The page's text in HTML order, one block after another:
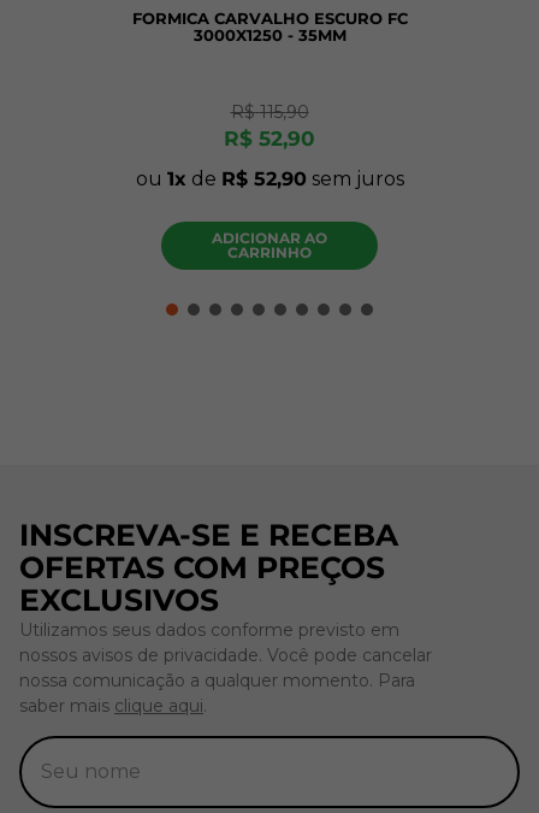
FORMICA CARVALHO ESCURO FC
3000X1250 - 35MM
R$ 115,90
R$ 52,90
ou 1 de R$ 52,90 sem juros
ADICIONAR AO
CARRINHO
INSCREVA-SE E RECEBA
OFERTAS COM PREÇOS
EXCLUSIVOS
Utilizamos seus dados conforme previsto em
nossos avisos de privacidade. Você pode cancelar
nossa comunicação a qualquer momento. Para
saber mais clique aqui.